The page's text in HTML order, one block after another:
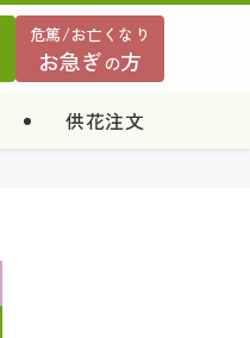
供花注文
危篤/お亡くなり
お急ぎの方